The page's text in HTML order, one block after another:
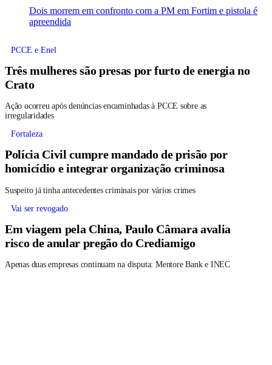
Dois morrem em confronto com a PM em Fortim e pistola é
apreendida
PCCE e Enel
Três mulheres são presas por furto de energia no
Crato
Ação ocorreu após denúncias encaminhadas à PCCE sobre as
irregularidades
Fortaleza
Polícia Civil cumpre mandado de prisão por
homicídio e integrar organização criminosa
Suspeito já tinha antecedentes criminais por vários crimes
Vai ser revogado
Em viagem pela China, Paulo Câmara avalia
risco de anular pregão do Crediamigo
Apenas duas empresas continuam na disputa: Mentore Bank e INEC